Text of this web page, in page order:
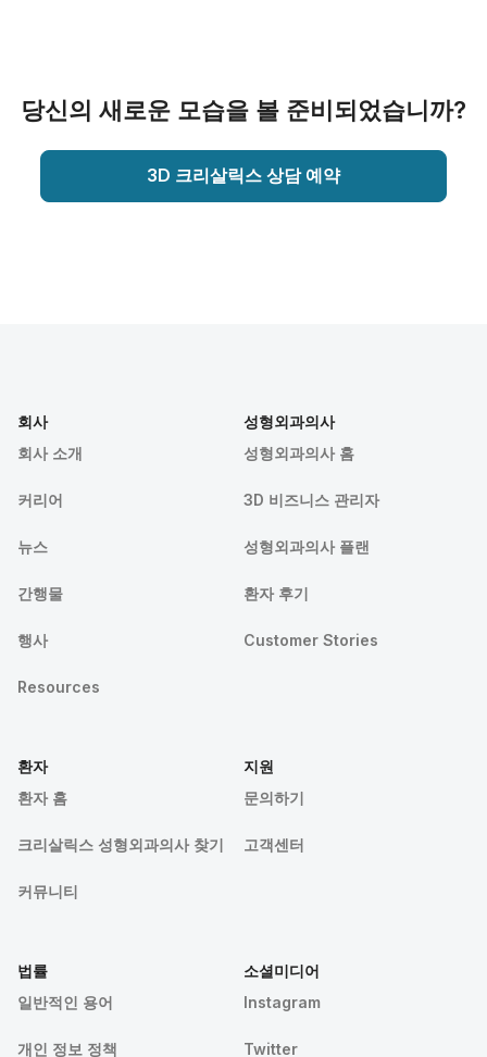
당신의 새로운 모습을 볼 준비되었습니까?
3D 크리살릭스 상담 예약
회사
회사 소개
커리어
뉴스
간행물
행사
Resources
성형외과의사
성형외과의사 홈
3D 비즈니스 관리자
성형외과의사 플랜
환자 후기
Customer Stories
환자
환자 홈
크리살릭스 성형외과의사 찾기
커뮤니티
지원
문의하기
고객센터
법률
일반적인 용어
개인 정보 정책
소셜미디어
Instagram
Twitter